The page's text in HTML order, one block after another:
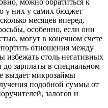
можно обратиться к
у них у самих бюджет
месяцев вперед.
особенно, если они
могут в конечном счете
отношения между
избежать столь негативных
до зарплаты в специальном
выдает микрозаймы
подобной суммы от
залогов и